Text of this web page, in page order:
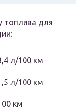
топлива для
л/100 км
л/100 км
км